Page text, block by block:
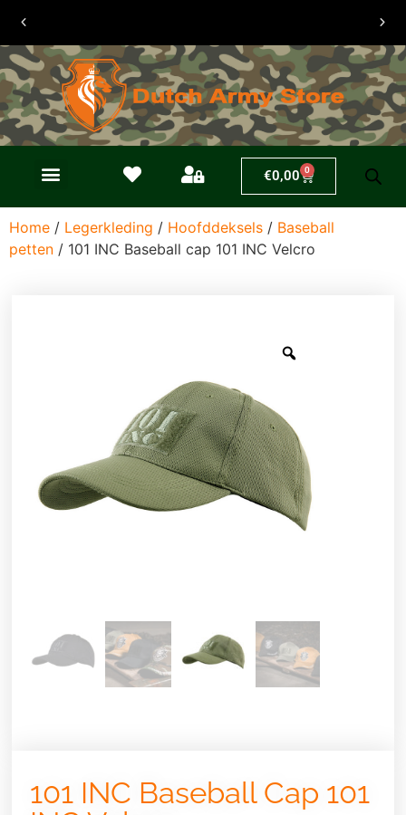
30 dagen
retouren
€0,00 0
Home / Legerkleding / Hoofddeksels / Baseball
petten / 101 INC Baseball cap 101 INC Velcro
101 INC Baseball Cap 101